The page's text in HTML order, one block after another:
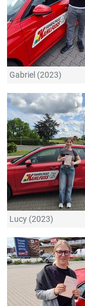
Gabriel (2023)
Lucy (2023)